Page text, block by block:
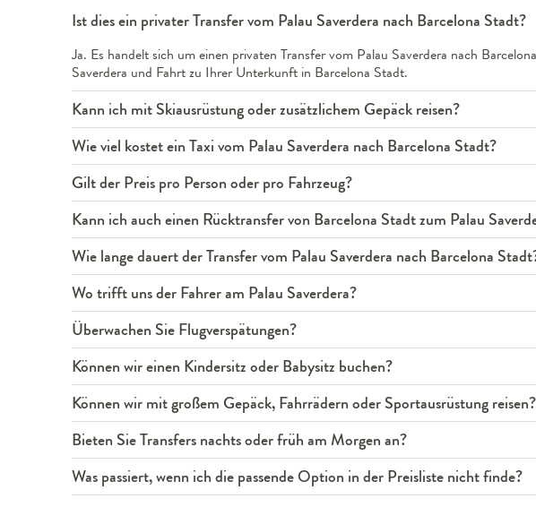
Ist dies ein privater Transfer vom Palau Saverdera nach Barcelona Stadt?
Ja. Es handelt sich um einen privaten Transfer vom Palau Saverdera nach
Saverdera und Fahrt zu Ihrer Unterkunft in Barcelona Stadt.
Kann ich mit Skiausrüstung oder zusätzlichem Gepäck reisen?
Wie viel kostet ein Taxi vom Palau Saverdera nach Barcelona Stadt?
Gilt der Preis pro Person oder pro Fahrzeug?
Kann ich auch einen Rücktransfer von Barcelona Stadt zum Palau
Wie lange dauert der Transfer vom Palau Saverdera nach Barcelona
Wo trifft uns der Fahrer am Palau Saverdera?
Überwachen Sie Flugverspätungen?
Können wir einen Kindersitz oder Babysitz buchen?
Können wir mit großem Gepäck, Fahrrädern oder Sportausrüstung reisen?
Bieten Sie Transfers nachts oder früh am Morgen an?
Was passiert, wenn ich die passende Option in der Preisliste nicht finde?